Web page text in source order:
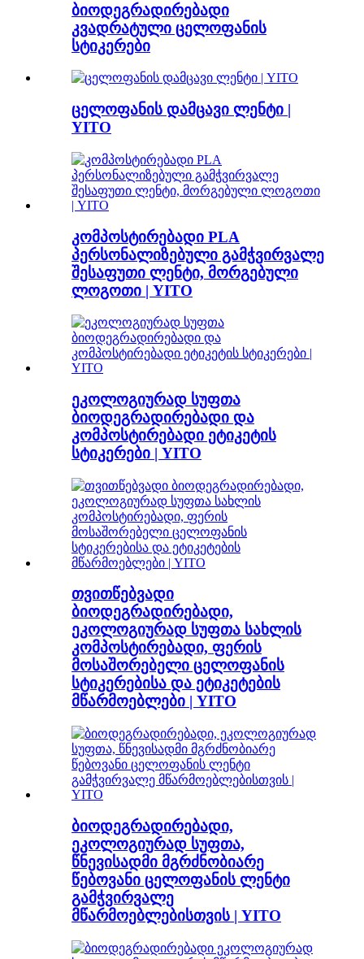
ბიოდეგრადირებადი
კვადრატული ცელოფანის
სტიკერები
ცელოფანის დამცავი ლენტი |
YITO
კომპოსტირებადი PLA
პერსონალიზებული გამჭვირვალე
შესაფუთი ლენტი, მორგებული
ლოგოთი | YITO
ეკოლოგიურად სუფთა
ბიოდეგრადირებადი და
კომპოსტირებადი ეტიკეტის
სტიკერები | YITO
თვითწებვადი
ბიოდეგრადირებადი,
ეკოლოგიურად სუფთა სახლის
კომპოსტირებადი, ფერის
მოსაშორებელი ცელოფანის
სტიკერებისა და ეტიკეტების
მწარმოებლები | YITO
ბიოდეგრადირებადი,
ეკოლოგიურად სუფთა,
წნევისადმი მგრძნობიარე
წებოვანი ცელოფანის ლენტი
გამჭვირვალე
მწარმოებლებისთვის | YITO